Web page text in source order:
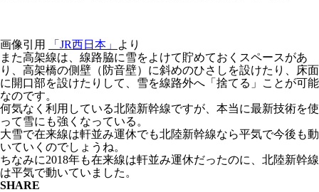
画像引用 「JR西日本」
より
また高架線は、線路脇に雪をよけて貯めておくスペースがあ
り、高架橋の側壁（防音壁）に斜めのひさしを設けたり、床面
に開口部を設けたりして、雪を線路外へ「捨てる」ことが可能
なのです。
何気なく利用している北陸新幹線ですが、本当に最新技術を使
って雪にも強くなっている。
大雪で在来線は軒並み運休でも北陸新幹線なら平気で今後も動
いていくのでしょうね。
ちなみに2018年も在来線は軒並み運休だったのに、北陸新幹線
は平気で動いていました。
SHARE